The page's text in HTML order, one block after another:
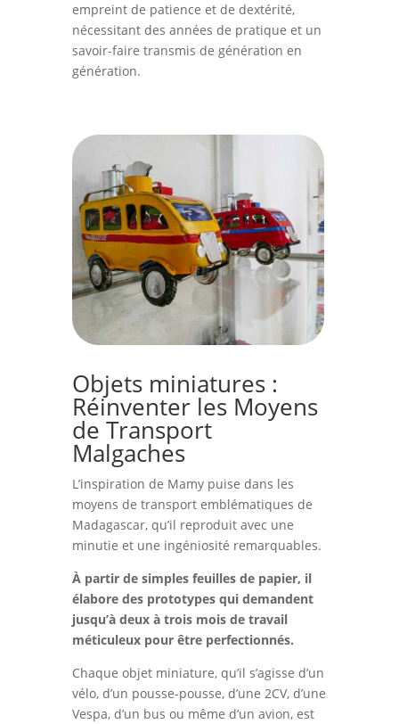
empreint de patience et de dextérité,
nécessitant des années de pratique et un
savoir-faire transmis de génération en
génération.
Objets miniatures :
Réinventer les Moyens
de Transport
Malgaches
L’inspiration de Mamy puise dans les
moyens de transport emblématiques de
Madagascar, qu’il reproduit avec une
minutie et une ingéniosité remarquables.
À partir de simples feuilles de papier, il
élabore des prototypes qui demandent
jusqu’à deux à trois mois de travail
méticuleux pour être perfectionnés.
Chaque objet miniature, qu’il s’agisse d’un
vélo, d’un pousse-pousse, d’une 2CV, d’une
Vespa, d’un bus ou même d’un avion, est